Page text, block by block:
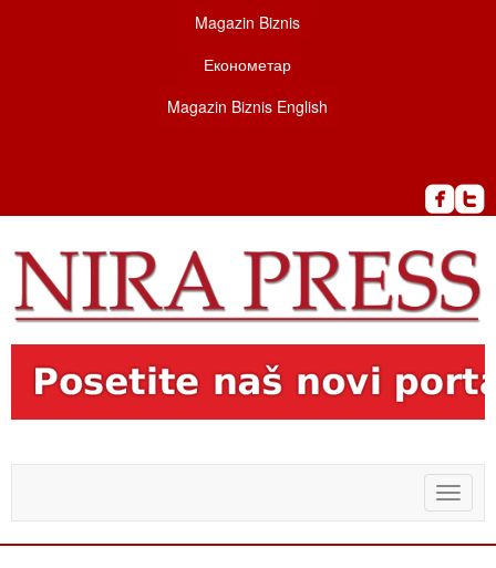
Magazin Biznis
Економетар
Magazin Biznis English
Toggle